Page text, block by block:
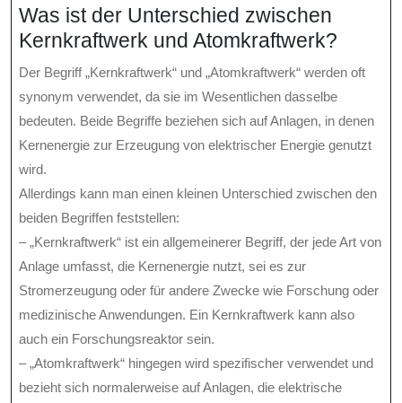
Was ist der Unterschied zwischen
Kernkraftwerk und Atomkraftwerk?
Der Begriff „Kernkraftwerk“ und „Atomkraftwerk“ werden oft
synonym verwendet, da sie im Wesentlichen dasselbe
bedeuten. Beide Begriffe beziehen sich auf Anlagen, in denen
Kernenergie zur Erzeugung von elektrischer Energie genutzt
wird.
Allerdings kann man einen kleinen Unterschied zwischen den
beiden Begriffen feststellen:
– „Kernkraftwerk“ ist ein allgemeinerer Begriff, der jede Art von
Anlage umfasst, die Kernenergie nutzt, sei es zur
Stromerzeugung oder für andere Zwecke wie Forschung oder
medizinische Anwendungen. Ein Kernkraftwerk kann also
auch ein Forschungsreaktor sein.
– „Atomkraftwerk“ hingegen wird spezifischer verwendet und
bezieht sich normalerweise auf Anlagen, die elektrische